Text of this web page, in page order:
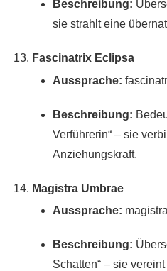
Beschreibung:
sie strahlt eine
Fascinatrix Eclipsa
Aussprache:
Beschreibung:
Verführerin“ – sie
Anziehungskraft.
Magistra Umbrae
Aussprache:
Beschreibung:
Schatten“ – sie